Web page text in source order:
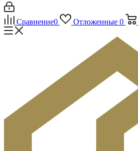
Сравнение0 Отложенные 0